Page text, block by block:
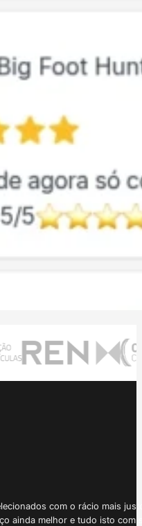
com o rácio mais
ainda melhor e tudo isto